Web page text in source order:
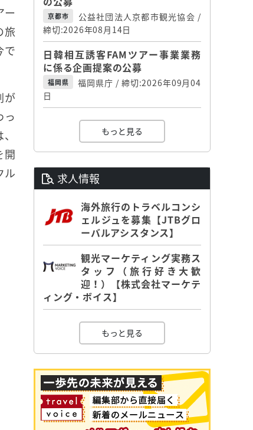
ー
旅
で
が
っ
開
ル
京都市
公益社団法人京都市観光協会 /
締切:2026年08月14日
日韓相互誘客FAMツアー事業業務
に係る企画提案の公募
福岡県
福岡県庁 / 締切:2026年09月04
日
もっと見る
求人情報
海外旅行のトラベルコンシ
ェルジュを募集【JTBグロ
ーバルアシスタンス】
観光マーケティング実務ス
タッフ（旅行好き大歓
迎！）【株式会社マーケテ
ィング・ボイス】
もっと見る